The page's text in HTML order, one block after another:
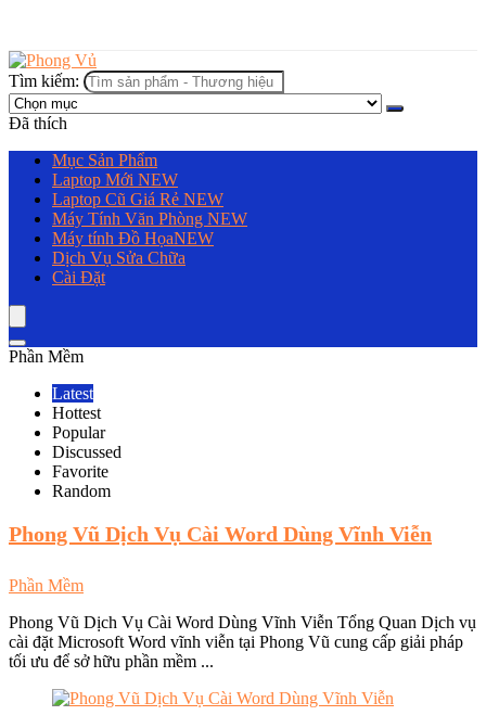
Tìm kiếm:
Đã thích
Mục Sản Phẩm
Laptop Mới NEW
Laptop Cũ Giá Rẻ NEW
Máy Tính Văn Phòng NEW
Máy tính Đồ HọaNEW
Dịch Vụ Sửa Chữa
Cài Đặt
Phần Mềm
Latest
Hottest
Popular
Discussed
Favorite
Random
Phong Vũ Dịch Vụ Cài Word Dùng Vĩnh Viễn
Phần Mềm
Phong Vũ Dịch Vụ Cài Word Dùng Vĩnh Viễn Tổng Quan Dịch vụ
cài đặt Microsoft Word vĩnh viễn tại Phong Vũ cung cấp giải pháp
tối ưu để sở hữu phần mềm ...